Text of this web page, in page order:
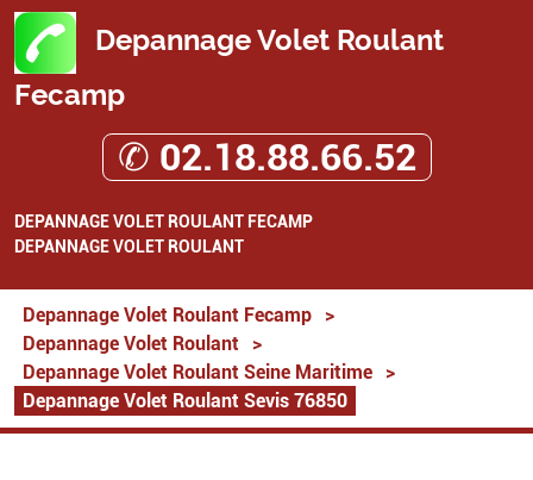
Depannage Volet Roulant
Fecamp
✆ 02.18.88.66.52
DEPANNAGE VOLET ROULANT FECAMP
DEPANNAGE VOLET ROULANT
Depannage Volet Roulant Fecamp
>
Depannage Volet Roulant
>
Depannage Volet Roulant Seine Maritime
>
Depannage Volet Roulant Sevis 76850